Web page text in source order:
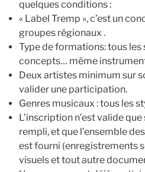
quelques conditions :
« Label Tremp », c’est un
groupes régionaux .
Type de formations: tous les
concepts… même
Deux artistes minimum sur
valider une participation.
Genres musicaux : tous les
L’inscription n’est valide
rempli, et que l’ensemble
est fourni (enregistrements
visuels et tout autre